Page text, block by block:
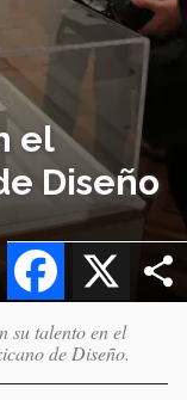
el
Diseño
X
Facebook
su talento en el
de Diseño.